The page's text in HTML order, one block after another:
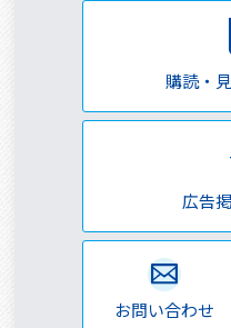
購読・
広告
お問い合わせ